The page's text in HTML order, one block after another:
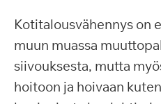
Kotitalousvähennys on
muun muassa
siivouksesta, mutta
hoitoon ja hoivaan